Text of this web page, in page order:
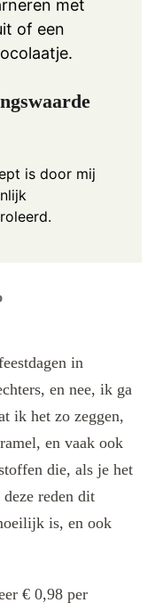
met
of een
is door mij
in
en nee, ik ga
ik het zo zeggen,
en vaak ook
die, als je het
reden dit
is, en ook
€ 0,98 per